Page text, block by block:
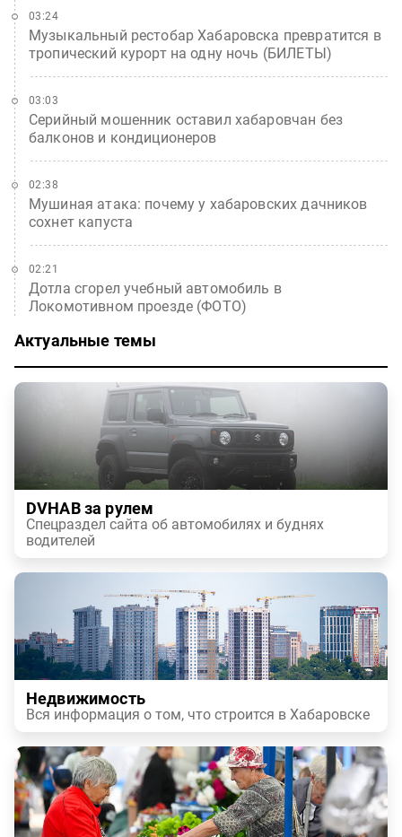
Музыкальный рестобар Хабаровска превратится в
тропический курорт на одну ночь (БИЛЕТЫ)
03:24
Серийный мошенник оставил хабаровчан без
балконов и кондиционеров
03:03
Мушиная атака: почему у хабаровских дачников
сохнет капуста
02:38
Дотла сгорел учебный автомобиль в
Локомотивном проезде (ФОТО)
02:21
Актуальные темы
DVHAB за рулем
Спецраздел сайта об автомобилях и буднях
водителей
Недвижимость
Вся информация о том, что строится в Хабаровске